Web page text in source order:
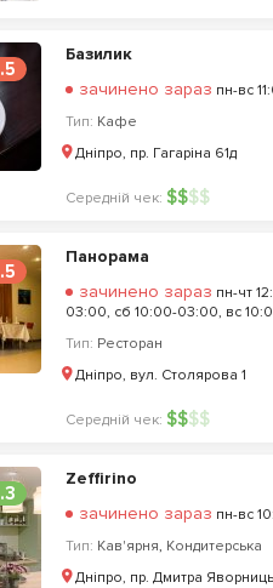
Базилик
зачинено зараз пн-вс
Тип: Кафе
Дніпро, пр. Гагаріна 61д
Середній чек: $$$$
Панорама
зачинено зараз пн-чт
03:00, сб 10:00-03:00, вс
Тип: Ресторан
Дніпро, вул. Столярова 1
Середній чек: $$$$
Zeffirino
зачинено зараз пн-вс
Тип: Кав'ярня, Кондитерська
Дніпро, пр. Дмитра